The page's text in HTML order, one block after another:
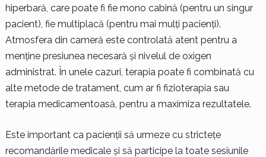
hiperbară, care poate fi fie mono cabină (pentru un singur
pacient), fie multiplacă (pentru mai mulți pacienți).
Atmosfera din cameră este controlată atent pentru a
menține presiunea necesară și nivelul de oxigen
administrat. În unele cazuri, terapia poate fi combinată cu
alte metode de tratament, cum ar fi fizioterapia sau
terapia medicamentoasă, pentru a maximiza rezultatele.
Este important ca pacienții să urmeze cu strictețe
recomandările medicale și să participe la toate sesiunile